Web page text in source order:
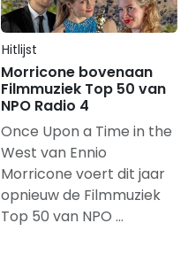
Hitlijst
Morricone bovenaan
Filmmuziek Top 50 van
NPO Radio 4
Once Upon a Time in the
West van Ennio
Morricone voert dit jaar
opnieuw de Filmmuziek
Top 50 van NPO …